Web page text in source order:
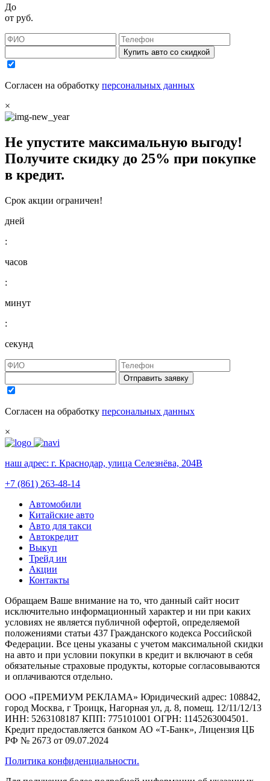
До
от руб.
Купить авто со скидкой
Согласен на обработку персональных данных
×
Не упустите максимальную выгоду!
Получите скидку до 25% при покупке
в кредит.
Срок акции ограничен!
дней
:
часов
:
минут
:
секунд
Отправить заявку
Согласен на обработку персональных данных
×
наш адрес: г. Краснодар, улица Селезнёва, 204В
+7 (861) 263-48-14
Автомобили
Китайские авто
Авто для такси
Автокредит
Выкуп
Трейд ин
Акции
Контакты
Обращаем Ваше внимание на то, что данный сайт носит
исключительно информационный характер и ни при каких
условиях не является публичной офертой, определяемой
положениями статьи 437 Гражданского кодекса Российской
Федерации. Все цены указаны с учетом максимальной скидки
на авто и при условии покупки в кредит и включают в себя
обязательные страховые продукты, которые согласовываются
и оплачиваются отдельно.
ООО «ПРЕМИУМ РЕКЛАМА» Юридический адрес: 108842,
город Москва, г Троицк, Нагорная ул, д. 8, помещ. 12/11/12/13
ИНН: 5263108187 КПП: 775101001 ОГРН: 1145263004501.
Кредит предоставляется банком АО «Т-Банк», Лицензия ЦБ
РФ № 2673 от 09.07.2024
Политика конфиденциальности.